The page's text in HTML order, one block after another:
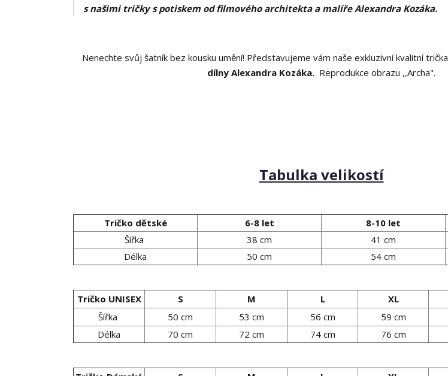
s našimi tričky s potiskem od filmového architekta a malíře Alexandra Kozáka.
Nenechte svůj šatník bez kousku umění! Představujeme vám naše exkluzivní kvalitní trička
dílny Alexandra Kozáka. Reprodukce obrazu ,,Archa".
Tabulka velikostí
Tričko dětské 6-8 let 8-10 let
Šířka
38 cm 41 cm
Délka
50 cm 54 cm
Tričko UNISEX S M L XL
Šířka
50 cm 53 cm 56 cm 59 cm
Délka
70 cm 72 cm 74 cm 76 cm